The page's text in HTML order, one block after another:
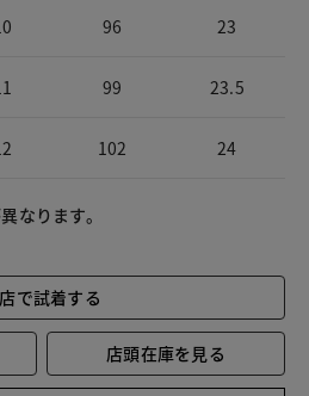
96 23
99 23.5
102 24
なります。
で試着する
店頭在庫を見る